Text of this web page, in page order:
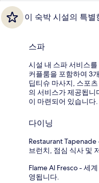
이 숙박 시설의 특별
스파
시설 내 스파 서비스
커플룸을 포함하여 3
딥티슈 마사지, 스포
의 서비스가 제공됩
이 마련되어 있습니다.
다이닝
Restaurant
브런치, 점심 식사 및
Flame Al Fresco - 세
영됩니다.